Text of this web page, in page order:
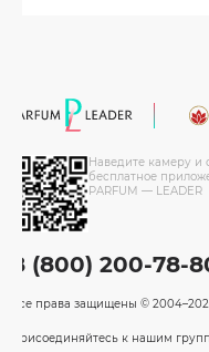
Наведите камеру и
бесплатное
PARFUM — LEADER
8 (800) 200-78-
Все права защищены ©
Присоединяйтесь к нашим